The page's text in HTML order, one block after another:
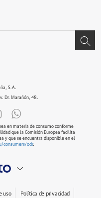
S.A.
Dr. Marañón, 48.
en materia de consumo conforme
que la Comisión Europea facilita
y que se encuentra disponible en el
consumers/odr.
uso Política de privacidad